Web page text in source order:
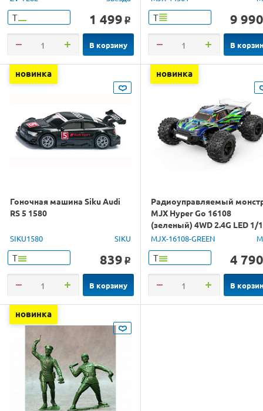
Т 1 499 o
В корзину
Т 9 990
В
новинка
Гоночная машина Siku Audi
RS 5 1580
SIKU1580 SIKU
Т 839 o
В корзину
новинка
Радиоуправляемый
MJX Hyper Go 16108
(зеленый) 4WD 2.4G LED 1/
RTR
MJX-16108-GREEN
Т 4 790
В
новинка